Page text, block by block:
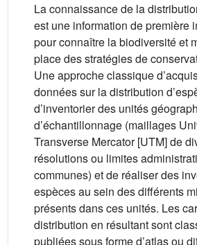
La connaissance de la
est une information de première
pour connaître la biodiversité et
place des stratégies de
Une approche classique
données sur la distribution
d’inventorier des unités
d’échantillonnage (maillages
Transverse Mercator [UTM] de
résolutions ou limites
communes) et de réaliser des
espèces au sein des différents
présents dans ces unités. Les
distribution en résultant sont
publiées sous forme d’atlas ou